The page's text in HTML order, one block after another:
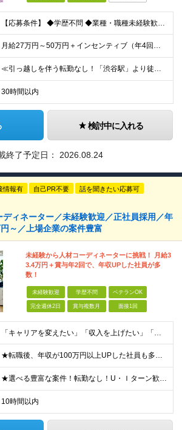
【応募条件】 ◆学歴不問 ◆業種・職種未経験歓迎 ◆35歳以下の方（※若年層の長期キャリア形成のため） ＼入社者の多くが"人と関わる仕事"出身です！／ 「今の環境より、もっと成果にコミットしたい」
月給27万円～50万円＋インセンティブ（年4回／社内規定による）＋業績賞与（年1回） ※固定残業代(月35時間分/58,000円~)を含みます。超過分は別途支給。 ※残業平均時間：25時間以内 ※経験
≪引っ越しを伴う転勤なし！「渋谷駅」より徒歩5分≫ 【東京本社】 東京都渋谷区渋谷2丁目16-1 Daiwa渋谷宮益坂ビル5階 (変更の範囲)上記を除く当社関連勤務地
30時間以内
検討中に入れる
終了予定日： 2026.08.24
情報有 自己PR不要 話を聞きたい応募可
ディネーター／未経験歓迎／正社員採用／年
～／上場企業の案件豊富
未経験から人材コーディネーターに挑戦！ 月給3
3.4万円＋賞与年2回で、年収UPした社員が多
数！
未経験歓迎 学歴不問 ベテランOK
完全週休2日 賞与複数月 面接1回
「キャリアを変えたい」「収入を上げたい」「将来に強いスキルを身につけたい」方歓迎！ ・未経験歓迎 ・学歴不問 ・第二新卒歓迎 ＼経験やスキルではなく、“これから”を重視します／ 「今のままでいい
★転職後、年収が100万円以上UPした社員も多数！ 月給33.4万円～45万円＋諸手当＋賞与年2回 ※インセンティブが発生する案件もあります。 【固定残業代について】 なし（残業代は、実際の労働
★選べる豊富な案件！転勤なし！U・Ｉターン歓迎！ 東京、神奈川、埼玉、千葉、愛知、大阪、兵庫、京都、広島、福岡をはじめとする全国各地のプロジェクト先。 プライム上場、グロース上場企業の大手～ベンチ
10時間以内